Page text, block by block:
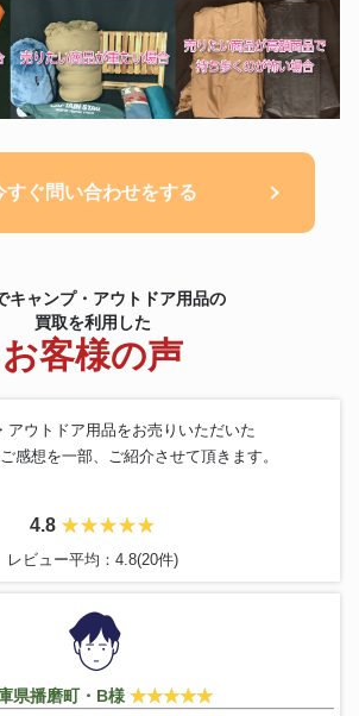
すぐ問い合わせをする
キャンプ・アウトドア用品の
買取を利用した
お客様の声
アウトドア用品をお売りいただいた
感想を一部、ご紹介させて頂きます。
4.8
レビュー平均：4.8(20件)
県播磨町・B様